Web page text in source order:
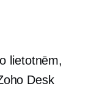
lietotnēm,
Desk